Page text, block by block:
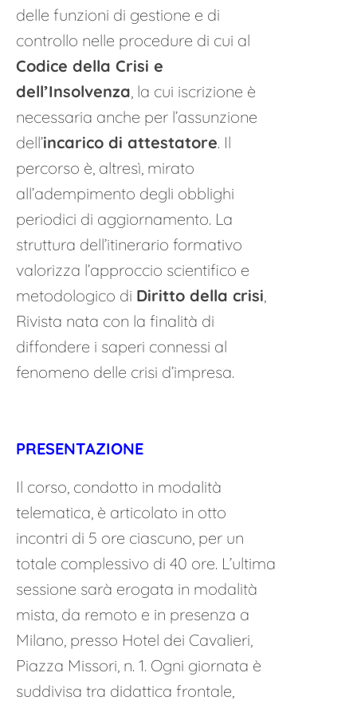
delle funzioni di gestione e di
controllo nelle procedure di cui al
Codice della Crisi e
dell’Insolvenza, la cui iscrizione è
necessaria anche per l’assunzione
dell’incarico di attestatore. Il
percorso è, altresì, mirato
all’adempimento degli obblighi
periodici di aggiornamento. La
struttura dell’itinerario formativo
valorizza l’approccio scientifico e
metodologico di Diritto della crisi,
Rivista nata con la finalità di
diffondere i saperi connessi al
fenomeno delle crisi d’impresa.
PRESENTAZIONE
Il corso, condotto in modalità
telematica, è articolato in otto
incontri di 5 ore ciascuno, per un
totale complessivo di 40 ore. L’ultima
sessione sarà erogata in modalità
mista, da remoto e in presenza a
Milano, presso Hotel dei Cavalieri,
Piazza Missori, n. 1. Ogni giornata è
suddivisa tra didattica frontale,